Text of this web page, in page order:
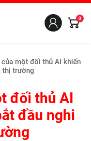
0
một đối thủ AI khiến
thị trường
đối thủ AI
đầu nghi